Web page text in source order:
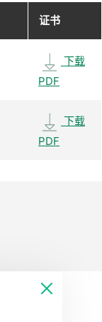
证书
下载
PDF
下载
PDF